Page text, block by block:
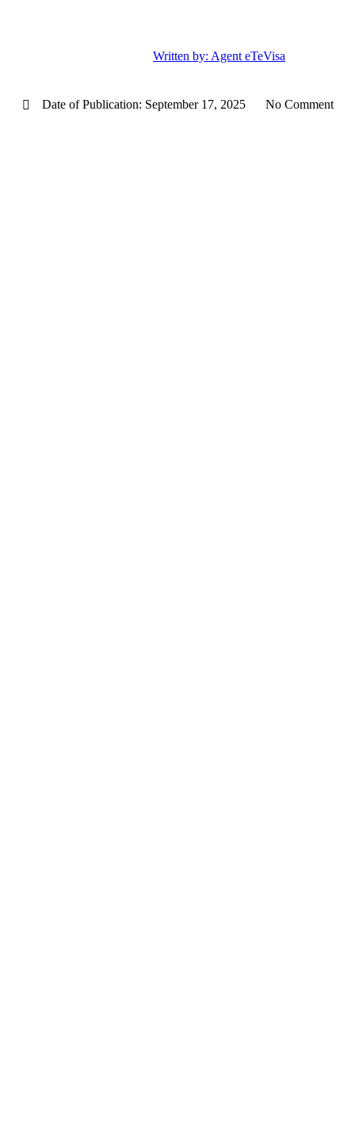
Written by: Agent eTeVisa
Date of Publication: September 17, 2025 No Comment